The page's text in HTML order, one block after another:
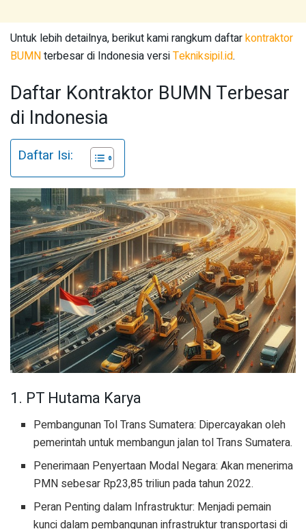
Untuk lebih detailnya, berikut kami rangkum daftarkontraktor
BUMNterbesar di Indonesia versiTekniksipil.id.
Daftar Kontraktor BUMN Terbesar
di Indonesia
Daftar Isi:
1. PT Hutama Karya
Pembangunan Tol Trans Sumatera: Dipercayakan oleh
pemerintah untuk membangun jalan tol Trans Sumatera.
Penerimaan Penyertaan Modal Negara: Akan menerima
PMN sebesar Rp23,85 triliun pada tahun 2022.
Peran Penting dalam Infrastruktur: Menjadi pemain
kunci dalam pembangunan infrastruktur transportasi di